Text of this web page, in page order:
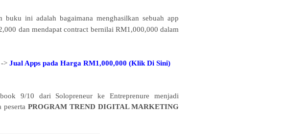
ini adalah bagaimana menghasilkan sebuah app
dan mendapat contract bernilai RM1,000,000 dalam
> Jual Apps pada Harga RM1,000,000 (Klik Di Sini)
9/10 dari Solopreneur ke Entreprenure menjadi
peserta PROGRAM TREND DIGITAL MARKETING